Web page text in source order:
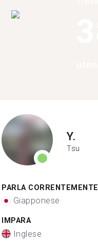
Y.
Tsu
PARLA CORRENTEMENTE
Giapponese
IMPARA
Inglese